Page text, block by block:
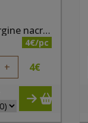
Crayon yeux Aubergine nacré bio
4€/pc
+ 4€